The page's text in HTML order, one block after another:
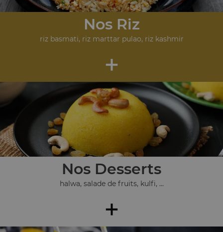
Nos Riz
riz basmati, riz marttar pulao, riz kashmir
+
Nos Desserts
halwa, salade de fruits, kulfi, ...
+